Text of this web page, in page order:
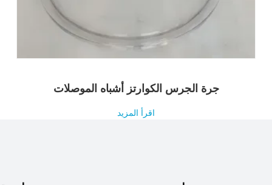
جرة الجرس الكوارتز أشباه الموصلات
اقرأ المزيد